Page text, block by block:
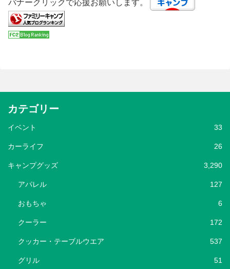
バナークリックで応援お願いします。
カテゴリー
イベント 33
カーライフ 26
キャンプグッズ 3,290
アパレル 127
おもちゃ 6
クーラー 172
クッカー・テーブルウエア 537
グリル 51